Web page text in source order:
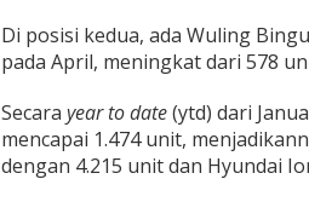
y
a
D
p
r
Di posisi kedua, ada Wuling
pada April, meningkat dari 578
Secara year to date(ytd) dari
mencapai 1.474 unit,
dengan 4.215 unit dan Hyundai